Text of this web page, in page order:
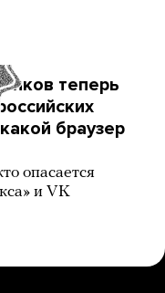
теперь
браузер
опасается
и VK